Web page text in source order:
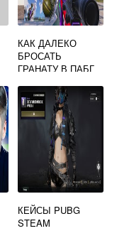
КАК ДАЛЕКО
БРОСАТЬ
ГРАНАТУ В ПАБГ
КЕЙСЫ PUBG
STEAM